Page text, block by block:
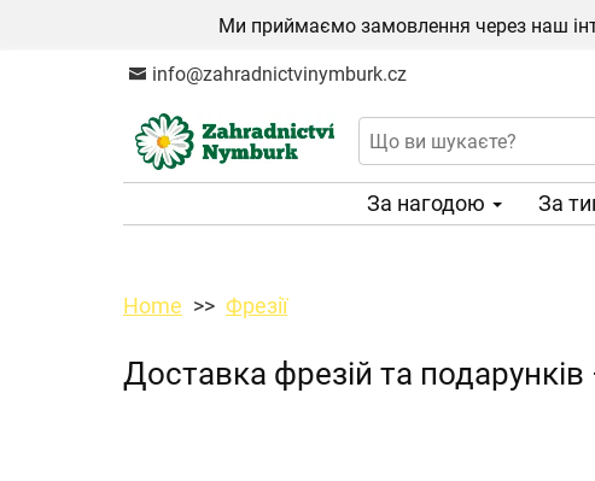
Ми приймаємо замовлення через наш
info@zahradnictvinymburk.cz
За нагодою За
Home Фрезії
Доставка фрезій та